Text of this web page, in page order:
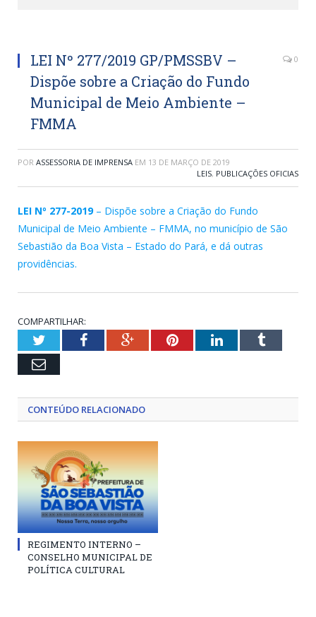
LEI Nº 277/2019 GP/PMSSBV –
Dispõe sobre a Criação do Fundo
Municipal de Meio Ambiente –
FMMA
0
POR ASSESSORIA DE IMPRENSA EM 13 DE MARÇO DE 2019
LEIS, PUBLICAÇÕES OFICIAS
LEI Nº 277-2019– Dispõe sobre a Criação do Fundo
Municipal de Meio Ambiente – FMMA, no município de São
Sebastião da Boa Vista – Estado do Pará, e dá outras
providências.
COMPARTILHAR:
TwitterFacebookGoogle+PinterestLinkedInTumblr
Email
CONTEÚDO RELACIONADO
REGIMENTO INTERNO –
CONSELHO MUNICIPAL DE
POLÍTICA CULTURAL